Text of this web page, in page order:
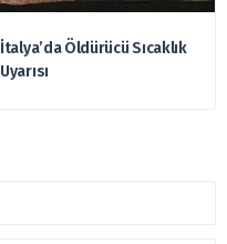
İtalya’da Öldürücü Sıcaklık
Uyarısı